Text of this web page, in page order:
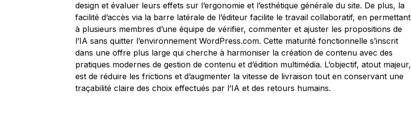
design et évaluer leurs effets sur l’ergonomie et l’esthétique générale du site. De plus, la
facilité d’accès via la barre latérale de l’éditeur facilite le travail collaboratif, en permettant
à plusieurs membres d’une équipe de vérifier, commenter et ajuster les propositions de
l’IA sans quitter l’environnement WordPress.com. Cette maturité fonctionnelle s’inscrit
dans une offre plus large qui cherche à harmoniser la création de contenu avec des
pratiques modernes de gestion de contenu et d’édition multimédia. L’objectif, atout majeur,
est de réduire les frictions et d’augmenter la vitesse de livraison tout en conservant une
traçabilité claire des choix effectués par l’IA et des retours humains.